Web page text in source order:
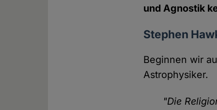
und Agnostik
Stephen
Beginnen wir
Astrophysiker.
"Die